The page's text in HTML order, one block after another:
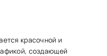
красочной и
создающей